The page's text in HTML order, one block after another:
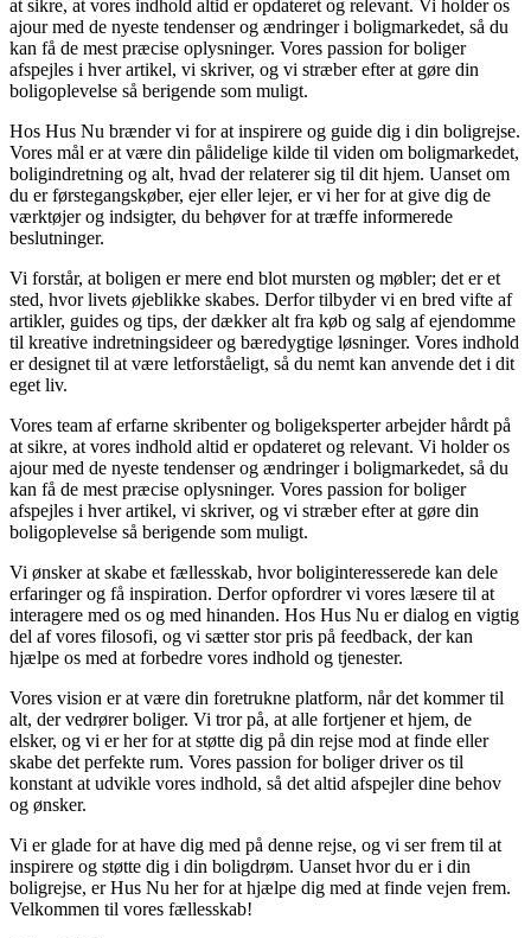
at sikre, at vores indhold altid er opdateret og relevant. Vi holder os
ajour med de nyeste tendenser og ændringer i boligmarkedet, så du
kan få de mest præcise oplysninger. Vores passion for boliger
afspejles i hver artikel, vi skriver, og vi stræber efter at gøre din
boligoplevelse så berigende som muligt.
Hos Hus Nu brænder vi for at inspirere og guide dig i din boligrejse.
Vores mål er at være din pålidelige kilde til viden om boligmarkedet,
boligindretning og alt, hvad der relaterer sig til dit hjem. Uanset om
du er førstegangskøber, ejer eller lejer, er vi her for at give dig de
værktøjer og indsigter, du behøver for at træffe informerede
beslutninger.
Vi forstår, at boligen er mere end blot mursten og møbler; det er et
sted, hvor livets øjeblikke skabes. Derfor tilbyder vi en bred vifte af
artikler, guides og tips, der dækker alt fra køb og salg af ejendomme
til kreative indretningsideer og bæredygtige løsninger. Vores indhold
er designet til at være letforståeligt, så du nemt kan anvende det i dit
eget liv.
Vores team af erfarne skribenter og boligeksperter arbejder hårdt på
at sikre, at vores indhold altid er opdateret og relevant. Vi holder os
ajour med de nyeste tendenser og ændringer i boligmarkedet, så du
kan få de mest præcise oplysninger. Vores passion for boliger
afspejles i hver artikel, vi skriver, og vi stræber efter at gøre din
boligoplevelse så berigende som muligt.
Vi ønsker at skabe et fællesskab, hvor boliginteresserede kan dele
erfaringer og få inspiration. Derfor opfordrer vi vores læsere til at
interagere med os og med hinanden. Hos Hus Nu er dialog en vigtig
del af vores filosofi, og vi sætter stor pris på feedback, der kan
hjælpe os med at forbedre vores indhold og tjenester.
Vores vision er at være din foretrukne platform, når det kommer til
alt, der vedrører boliger. Vi tror på, at alle fortjener et hjem, de
elsker, og vi er her for at støtte dig på din rejse mod at finde eller
skabe det perfekte rum. Vores passion for boliger driver os til
konstant at udvikle vores indhold, så det altid afspejler dine behov
og ønsker.
Vi er glade for at have dig med på denne rejse, og vi ser frem til at
inspirere og støtte dig i din boligdrøm. Uanset hvor du er i din
boligrejse, er Hus Nu her for at hjælpe dig med at finde vejen frem.
Velkommen til vores fællesskab!